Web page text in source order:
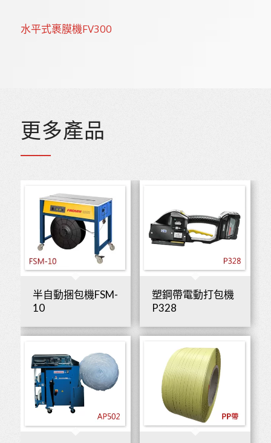
水平式裹膜機FV300
更多產品
半自動捆包機FSM-
10
塑鋼帶電動打包機
P328